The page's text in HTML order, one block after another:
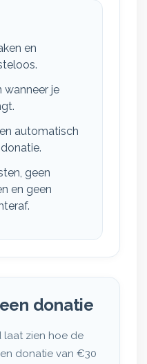
en
wanneer je
automatisch
geen
en geen
donatie
laat zien hoe de
donatie van €30